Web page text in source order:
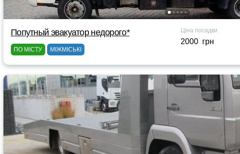
Попутный эвакуатор недорого*
ПО МІСТУ МІЖМІСЬКІ
Ціна посадки
2000 грн